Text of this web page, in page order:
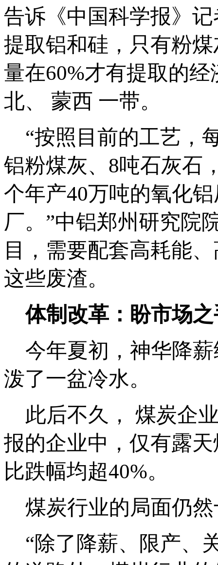
告诉《中国科学报》
提取铝和硅，只有粉
量在60%才有提取的
北、 蒙西 一带。
“按照目前的工艺，
铝粉煤灰、8吨石灰石
个年产40万吨的氧化
厂。”中铝郑州研究院
目，需要配套高耗能
这些废渣。
体制改革：盼市场之
今年夏初，神华降薪
泼了一盆冷水。
此后不久， 煤炭企
报的企业中，仅有露
比跌幅均超40%。
煤炭行业的局面仍然
“除了降薪、限产、